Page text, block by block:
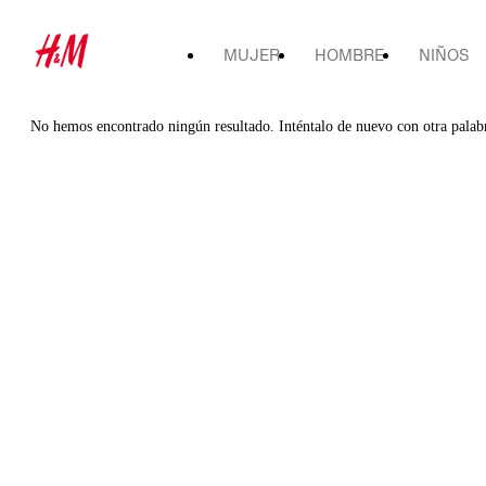
MUJER HOMBRE NIÑOS
No hemos encontrado ningún resultado. Inténtalo de nuevo con otra